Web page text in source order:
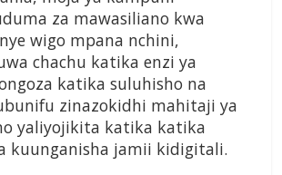
za mawasiliano kwa
wigo mpana nchini,
chachu katika enzi ya
katika suluhisho na
zinazokidhi mahitaji ya
yaliyojikita katika katika
kuunganisha jamii kidigitali.